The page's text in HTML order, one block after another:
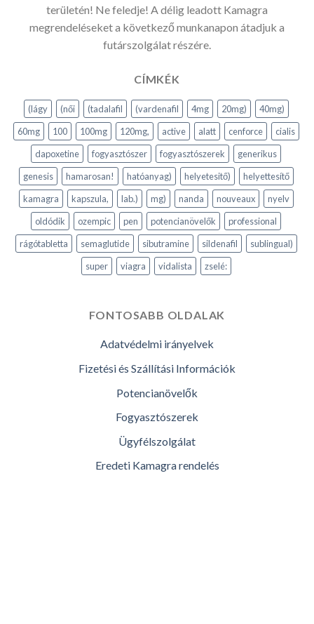
területén! Ne feledje! A délig leadott Kamagra
megrendeléseket a következő munkanapon átadjuk a
futárszolgálat részére.
CÍMKÉK
(lágy (női (tadalafil (vardenafil 4mg 20mg)
40mg)
60mg
100 100mg 120mg, active alatt cenforce
cialis
dapoxetine
fogyasztószer fogyasztószerek
generikus
genesis
hamarosan! hatóanyag) helyetesitő)
helyettesítő
kamagra
kapszula, lab.) mg) nanda nouveaux
nyelv
oldódik
ozempic pen potencianövelők
professional
rágótabletta
semaglutide sibutramine sildenafil
sublingual)
super
viagra vidalista zselé:
FONTOSABB OLDALAK
Adatvédelmi irányelvek
Fizetési és Szállítási Információk
Potencianövelők
Fogyasztószerek
Ügyfélszolgálat
Eredeti Kamagra rendelés